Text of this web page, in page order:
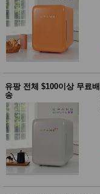
유팡 전체 $100이상 무료배
송